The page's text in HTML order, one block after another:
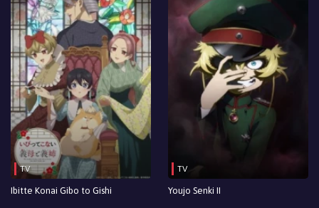
TV
Ibitte Konai Gibo to Gishi
TV
Youjo Senki II